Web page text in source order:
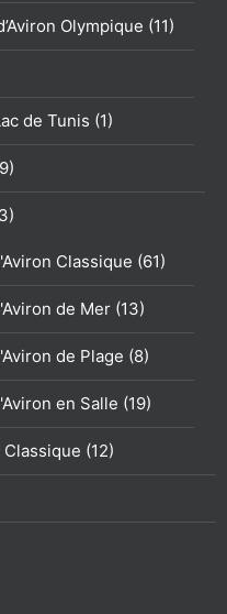
Olympique (11)
de Tunis (1)
Classique (61)
de Mer (13)
de Plage (8)
en Salle (19)
(12)